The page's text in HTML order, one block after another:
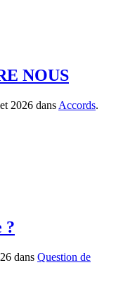
NOUS
2026 dans Accords.
?
dans Question de